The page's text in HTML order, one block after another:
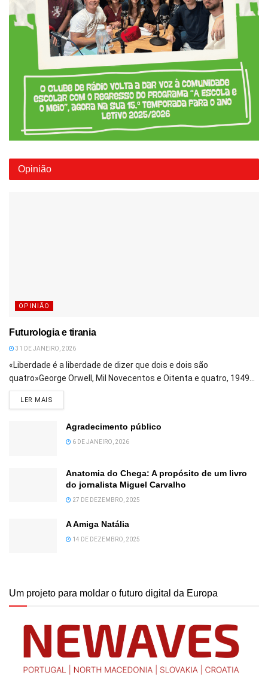
Opinião
OPINIÃO
Futurologia e tirania
31 DE JANEIRO, 2026
«Liberdade é a liberdade de dizer que dois e dois são
quatro»George Orwell, Mil Novecentos e Oitenta e quatro, 1949...
LER MAIS
Agradecimento público
6 DE JANEIRO, 2026
Anatomia do Chega: A propósito de um livro
do jornalista Miguel Carvalho
27 DE DEZEMBRO, 2025
A Amiga Natália
14 DE DEZEMBRO, 2025
Um projeto para moldar o futuro digital da Europa